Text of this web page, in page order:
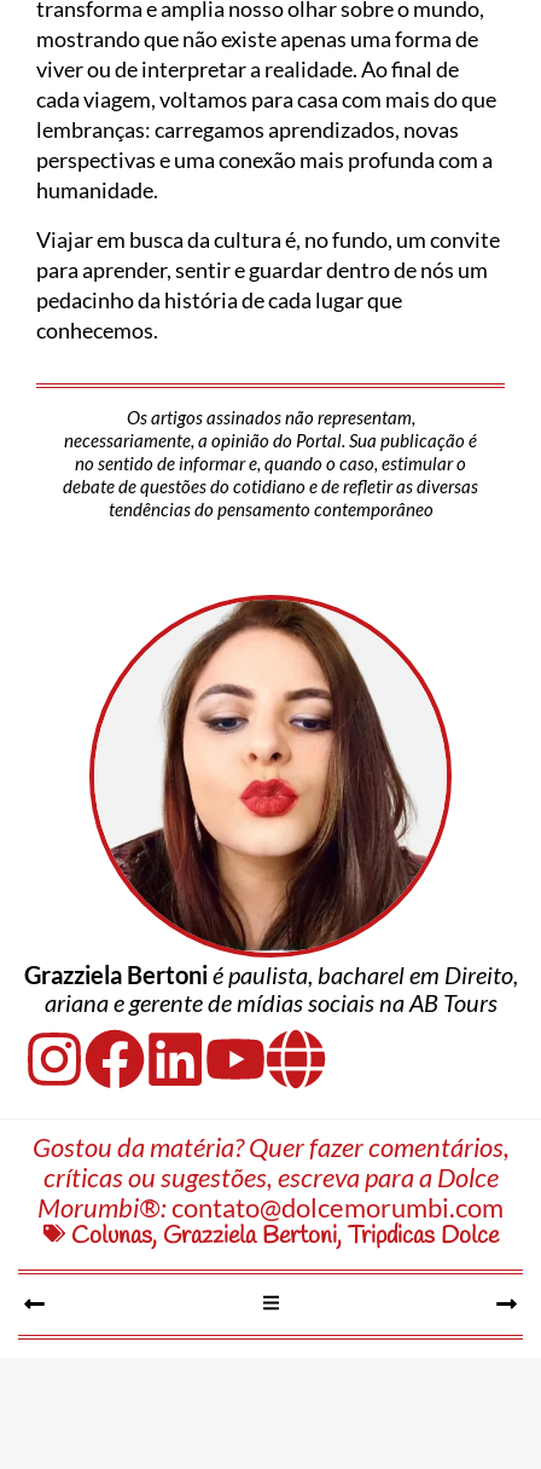
transforma e amplia nosso olhar sobre o mundo,
mostrando que não existe apenas uma forma de
viver ou de interpretar a realidade. Ao final de
cada viagem, voltamos para casa com mais do que
lembranças: carregamos aprendizados, novas
perspectivas e uma conexão mais profunda com a
humanidade.
Viajar em busca da cultura é, no fundo, um convite
para aprender, sentir e guardar dentro de nós um
pedacinho da história de cada lugar que
conhecemos.
Os artigos assinados não representam,
necessariamente, a opinião do Portal. Sua publicação é
no sentido de informar e, quando o caso, estimular o
debate de questões do cotidiano e de refletir as diversas
tendências do pensamento contemporâneo
Grazziela Bertonié paulista, bacharel em Direito,
ariana e gerente de mídias sociais na AB Tours
Gostou da matéria? Quer fazer comentários,
críticas ou sugestões, escreva para a Dolce
Morumbi®:contato@dolcemorumbi.com
Colunas, Grazziela Bertoni,Tripdicas Dolce